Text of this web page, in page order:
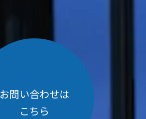
お問い合わせは
こちら